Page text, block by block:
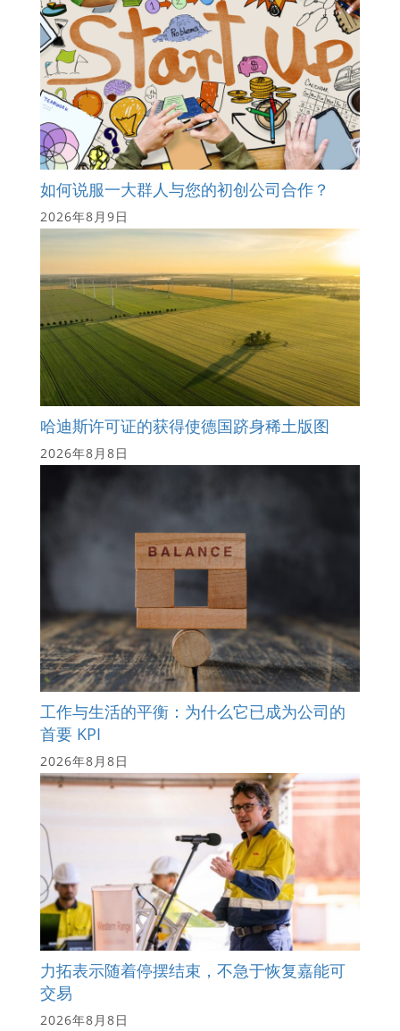
如何说服一大群人与您的初创公司合作？
2026年8月9日
哈迪斯许可证的获得使德国跻身稀土版图
2026年8月8日
工作与生活的平衡：为什么它已成为公司的
首要 KPI
2026年8月8日
力拓表示随着停摆结束，不急于恢复嘉能可
交易
2026年8月8日